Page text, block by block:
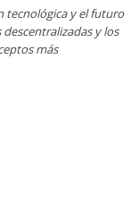
tecnológica y el futuro
y los
más